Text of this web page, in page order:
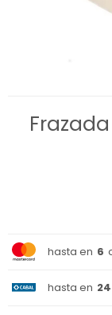
hasta en 6
hasta en 24